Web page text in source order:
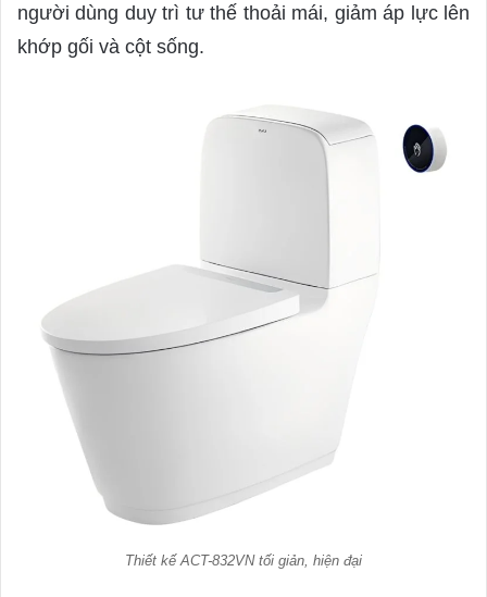
người dùng duy trì tư thế thoải mái, giảm áp lực lên
khớp gối và cột sống.
Thiết kế ACT-832VN tối giản, hiện đại